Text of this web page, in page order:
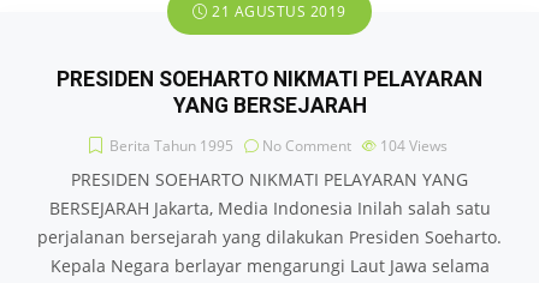
21 AGUSTUS 2019
PRESIDEN SOEHARTO NIKMATI PELAYARAN
YANG BERSEJARAH
Berita Tahun 1995 No Comment 104Views
PRESIDEN SOEHARTO NIKMATI PELAYARAN YANG
BERSEJARAH Jakarta, Media Indonesia Inilah salah satu
perjalanan bersejarah yang dilakukan Presiden Soeharto.
Kepala Negara berlayar mengarungi Laut Jawa selama